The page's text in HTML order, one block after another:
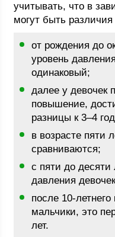
учитывать, что в
могут быть
от рождения до
уровень
одинаковый;
далее у девочек
повышение,
разницы к 3–4
в возрасте пяти
сравниваются;
с пяти до десяти
давления
после 10-
мальчики, это
лет.